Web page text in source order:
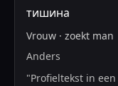
тишина
Vrouw · zoekt man
Anders
"Profieltekst in